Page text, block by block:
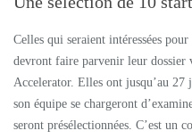
Celles qui seraient intéressées
devront faire parvenir leur
Accelerator. Elles ont jusqu’au
son équipe se chargeront
seront présélectionnées. C’est un